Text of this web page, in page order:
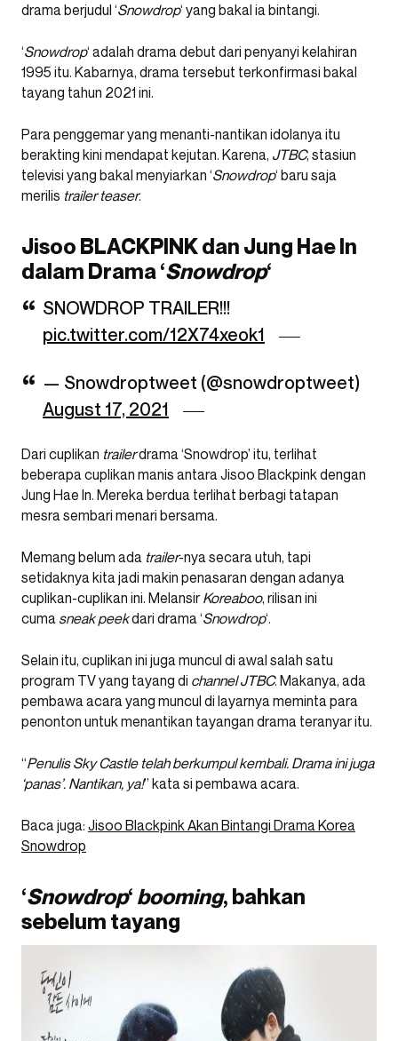
drama berjudul ‘Snowdrop‘ yang bakal ia bintangi.
‘Snowdrop‘ adalah drama debut dari penyanyi kelahiran
1995 itu. Kabarnya, drama tersebut terkonfirmasi bakal
tayang tahun 2021 ini.
Para penggemar yang menanti-nantikan idolanya itu
berakting kini mendapat kejutan. Karena, JTBC, stasiun
televisi yang bakal menyiarkan ‘Snowdrop‘ baru saja
merilis trailer teaser.
Jisoo BLACKPINK dan Jung Hae In
dalam Drama ‘Snowdrop‘
SNOWDROP TRAILER!!!
pic.twitter.com/12X74xeok1
— Snowdroptweet (@snowdroptweet)
August 17, 2021
Dari cuplikan trailerdrama ‘Snowdrop’ itu, terlihat
beberapa cuplikan manis antara Jisoo Blackpink dengan
Jung Hae In. Mereka berdua terlihat berbagi tatapan
mesra sembari menari bersama.
Memang belum ada trailer-nya secara utuh, tapi
setidaknya kita jadi makin penasaran dengan adanya
cuplikan-cuplikan ini. Melansir Koreaboo, rilisan ini
cuma sneak peekdari drama ‘Snowdrop‘.
Selain itu, cuplikan ini juga muncul di awal salah satu
program TV yang tayang di channel JTBC. Makanya, ada
pembawa acara yang muncul di layarnya meminta para
penonton untuk menantikan tayangan drama teranyar itu.
“Penulis Sky Castle telah berkumpul kembali. Drama ini juga
‘panas’. Nantikan, ya!” kata si pembawa acara.
Baca juga: Jisoo Blackpink Akan Bintangi Drama Korea
Snowdrop
‘Snowdrop‘ booming, bahkan
sebelum tayang